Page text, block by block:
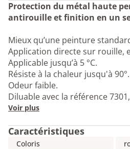
Protection du métal haute
antirouille et finition en un
Mieux qu’une peinture
Application directe sur rouille,
Applicable jusqu’à 5 °C.
Résiste à la chaleur jusqu'à 90°.
Odeur faible.
Diluable avec la référence
Voir plus
Caractéristiques
Coloris